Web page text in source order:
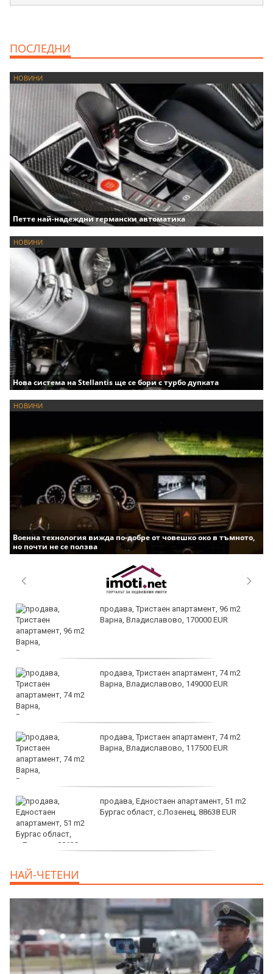
ПОСЛЕДНИ
НОВИНИ
Петте най-надеждни германски автоматика
НОВИНИ
Нова система на Stellantis ще се бори с турбо дупката
НОВИНИ
Военна технология вижда по-добре от човешко око в тъмното,
но почти не се ползва
продава, Тристаен апартамент, 96 m2
Варна, Владиславово, 170000 EUR
продава, Тристаен апартамент, 74 m2
Варна, Владиславово, 149000 EUR
продава, Тристаен апартамент, 74 m2
Варна, Владиславово, 117500 EUR
продава, Едностаен апартамент, 51 m2
Бургас област, с.Лозенец, 88638 EUR
EUR
НАЙ-ЧЕТЕНИ